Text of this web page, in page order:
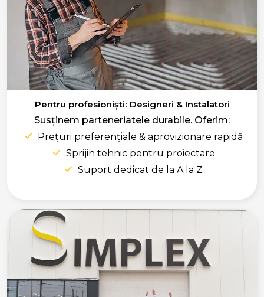
Pentru profesioniști: Designeri & Instalatori
Susținem parteneriatele durabile. Oferim:
Prețuri preferențiale & aprovizionare rapidă
Sprijin tehnic pentru proiectare
Suport dedicat de la A la Z